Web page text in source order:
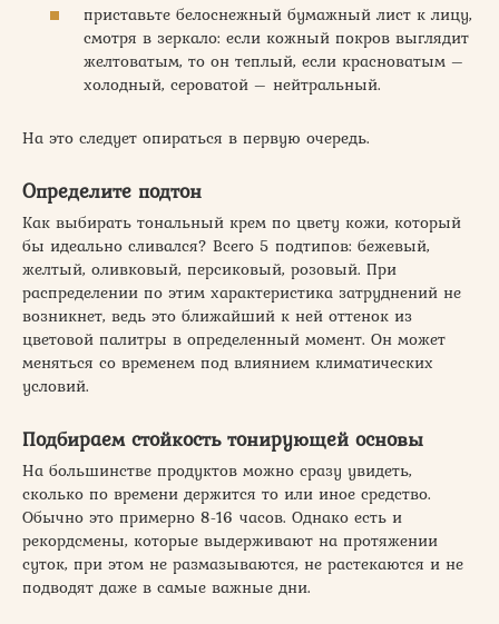
приставьте белоснежный бумажный лист к лицу,
смотря в зеркало: если кожный покров выглядит
желтоватым, то он теплый, если красноватым –
холодный, сероватой – нейтральный.
На это следует опираться в первую очередь.
Определите подтон
Как выбирать тональный крем по цвету кожи, который
бы идеально сливался? Всего 5 подтипов: бежевый,
желтый, оливковый, персиковый, розовый. При
распределении по этим характеристика затруднений не
возникнет, ведь это ближайший к ней оттенок из
цветовой палитры в определенный момент. Он может
меняться со временем под влиянием климатических
условий.
Подбираем стойкость тонирующей основы
На большинстве продуктов можно сразу увидеть,
сколько по времени держится то или иное средство.
Обычно это примерно 8-16 часов. Однако есть и
рекордсмены, которые выдерживают на протяжении
суток, при этом не размазываются, не растекаются и не
подводят даже в самые важные дни.